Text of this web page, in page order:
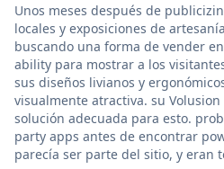
Unos meses después de
locales y exposiciones de
buscando una forma de vender
ability para mostrar a los
sus diseños livianos y
visualmente atractiva. su
solución adecuada para esto.
party apps antes de encontrar
parecía ser parte del sitio, y eran